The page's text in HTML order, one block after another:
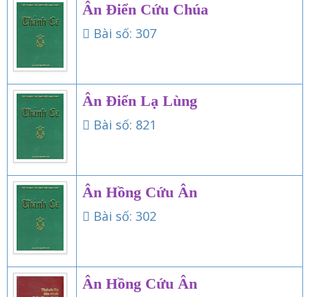
Ân Điển Cứu Chúa
Bài số: 307
Ân Điển Lạ Lùng
Bài số: 821
Ân Hồng Cứu Ân
Bài số: 302
Ân Hồng Cứu Ân